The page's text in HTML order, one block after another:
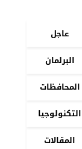
عاجل
البرلمان
المحافظات
التكنولوجيا
المقالات